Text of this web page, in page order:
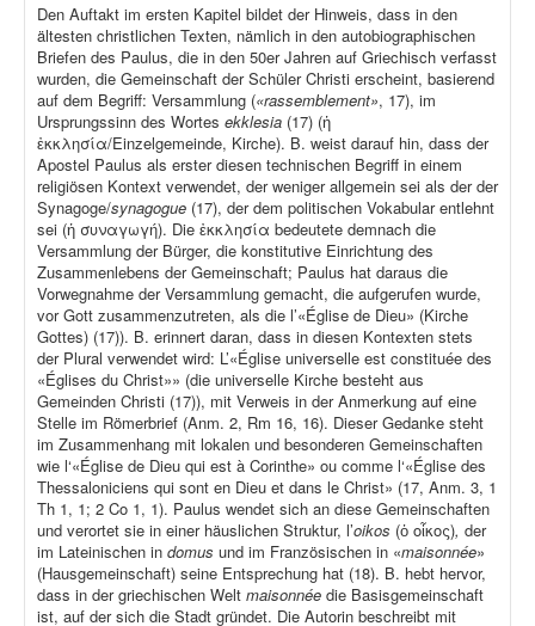
Den Auftakt im ersten Kapitel bildet der Hinweis, dass in den
ältesten christlichen Texten, nämlich in den autobiographischen
Briefen des Paulus, die in den 50er Jahren auf Griechisch verfasst
wurden, die Gemeinschaft der Schüler Christi erscheint, basierend
auf dem Begriff: Versammlung («rassemblement», 17), im
Ursprungssinn des Wortes ekklesia (17) (ἡ
ἐκκλησία/Einzelgemeinde, Kirche). B. weist darauf hin, dass der
Apostel Paulus als erster diesen technischen Begriff in einem
religiösen Kontext verwendet, der weniger allgemein sei als der der
Synagoge/synagogue (17), der dem politischen Vokabular entlehnt
sei (ἡ συναγωγή). Die ἐκκλησία bedeutete demnach die
Versammlung der Bürger, die konstitutive Einrichtung des
Zusammenlebens der Gemeinschaft; Paulus hat daraus die
Vorwegnahme der Versammlung gemacht, die aufgerufen wurde,
vor Gott zusammenzutreten, als die l’«Église de Dieu» (Kirche
Gottes) (17)). B. erinnert daran, dass in diesen Kontexten stets
der Plural verwendet wird: L’«Église universelle est constituée des
«Églises du Christ»» (die universelle Kirche besteht aus
Gemeinden Christi (17)), mit Verweis in der Anmerkung auf eine
Stelle im Römerbrief (Anm. 2, Rm 16, 16). Dieser Gedanke steht
im Zusammenhang mit lokalen und besonderen Gemeinschaften
wie l‘«Église de Dieu qui est à Corinthe» ou comme l‘«Église des
Thessaloniciens qui sont en Dieu et dans le Christ» (17, Anm. 3, 1
Th 1, 1; 2 Co 1, 1). Paulus wendet sich an diese Gemeinschaften
und verortet sie in einer häuslichen Struktur, l’oikos (ὁ οἶκος), der
im Lateinischen in domus und im Französischen in «maisonnée»
(Hausgemeinschaft) seine Entsprechung hat (18). B. hebt hervor,
dass in der griechischen Welt maisonnée die Basisgemeinschaft
ist, auf der sich die Stadt gründet. Die Autorin beschreibt mit